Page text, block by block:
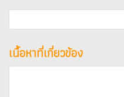
เนื้อหาที่เกี่ยวข้อง